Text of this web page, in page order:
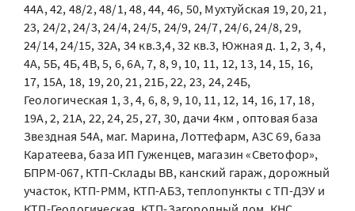
44А, 42, 48/2, 48/1, 48, 44, 46, 50, Мухтуйская 19, 20, 21,
23, 24/2, 24/3, 24/4, 24/5, 24/9, 24/7, 24/6, 24/8, 29,
24/14, 24/15, 32А, 34 кв.3,4, 32 кв.3, Южная д. 1, 2, 3, 4,
4А, 5Б, 4Б, 4В, 5, 6, 6А, 7, 8, 9, 10, 11, 12, 13, 14, 15, 16,
17, 15А, 18, 19, 20, 21, 21Б, 22, 23, 24, 24Б,
Геологическая 1, 3, 4, 6, 8, 9, 10, 11, 12, 14, 16, 17, 18,
19А, 2, 21А, 22, 24, 25, 27, 30, дачи 4км , оптовая база
Звездная 54А, маг. Марина, Лоттефарм, АЗС 69, база
Каратеева, база ИП Гуженцев, магазин «Светофор»,
БПРМ-067, КТП-Склады ВВ, канский гараж, дорожный
участок, КТП-РММ, КТП-АБЗ, теплопункты с ТП-ДЭУ и